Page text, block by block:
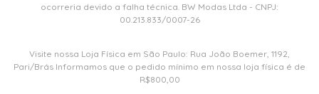
ocorreria devido a falha técnica. BW Modas Ltda - CNPJ:
00.213.833/0007-26
Visite nossa Loja Física em São Paulo: Rua João Boemer, 1192,
Pari/Brás Informamos que o pedido mínimo em nossa loja física é de
R$800,00